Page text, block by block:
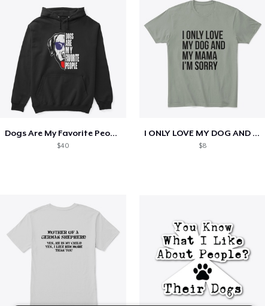
Dogs Are My Favorite People Funny Gift
$40
I ONLY LOVE MY DOG AND MY MAMA I'M SORRY
$8